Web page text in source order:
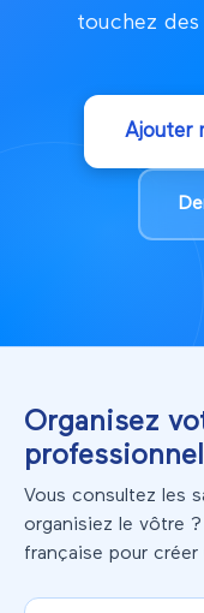
touchez
Ajouter
Organisez
professionnel
Vous consultez les
organisiez le vôtre
française pour